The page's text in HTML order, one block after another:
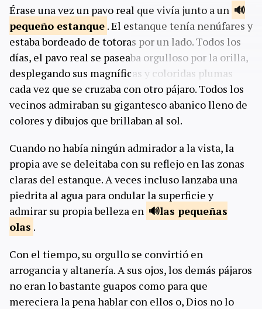
Érase una vez un pavo real que vivía junto a un
pequeño estanque . El estanque tenía nenúfares y
estaba bordeado de totoras por un lado. Todos los
días, el pavo real se paseaba orgulloso por la orilla,
desplegando sus magníficas y coloridas plumas
cada vez que se cruzaba con otro pájaro. Todos los
vecinos admiraban su gigantesco abanico lleno de
colores y dibujos que brillaban al sol.
Cuando no había ningún admirador a la vista, la
propia ave se deleitaba con su reflejo en las zonas
claras del estanque. A veces incluso lanzaba una
piedrita al agua para ondular la superficie y
admirar su propia belleza en
las pequeñas
olas .
Con el tiempo, su orgullo se convirtió en
arrogancia y altanería. A sus ojos, los demás pájaros
no eran lo bastante guapos como para que
mereciera la pena hablar con ellos o, Dios no lo